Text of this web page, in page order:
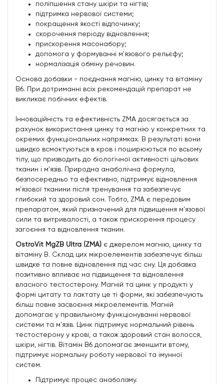
поліпшення стану шкіри та нігтів;
підтримка нервової системи;
покращення якості відпочинку;
скорочення періоду відновлення;
прискорення масонабору;
допомога у формуванні м'язового рельєфу;
нормалізація обміну речовин.
Основа добавки - поєднання магнію, цинку та вітаміну
В6. При дотриманні всіх рекомендацій препарат не
викликає побічних ефектів.
Інноваційність та ефективність ZMA досягається за
рахунок використання цинку та магнію у конкретних та
окремих функціональних напрямках. В результаті вони
швидко всмоктуються в кров і поширюються по всьому
тілу, що призводить до біологічної активності цільових
тканин і м'язів. Природна анаболічна формула,
безпосередньо та ефективно, підтримує відновлення
м'язової тканини після тренування та забезпечує
глибокий та здоровий сон. Тобто, ZMA є передовим
препаратом, який призначений для підвищення м'язової
сили та витривалості, а також прискорення процесу
загоєння та відновлення тканин.
OstroVit MgZB Ultra (ZMA) є джерелом магнію, цинку та
вітаміну В. Склад цих мікроелементів забезпечує більш
швидке та повне відновлення під час сну. Ця добавка
позитивно впливає на підвищення та відновлення
власного тестостерону. Магній та цинк у продукті у
формі цитату та лактату це ті форми, які забезпечують
більш повне засвоєння мікроелементів. Магній
допомагає у правильному функціонуванні нервової
системи та м'язів. Цинк підтримує нормальний рівень
тестостерону у крові, а також здоровий стан волосся,
шкіри, нігтів. Вітамін В6 допомагає зменшити втому,
підтримує нормальну роботу нервової та імунної
систем.
Підтримує процес анаболізму.